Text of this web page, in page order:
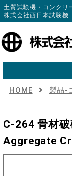
土質試験機・コンク
株式会社西日本試験機
HOME 製品-
C-264 骨材
Aggregate